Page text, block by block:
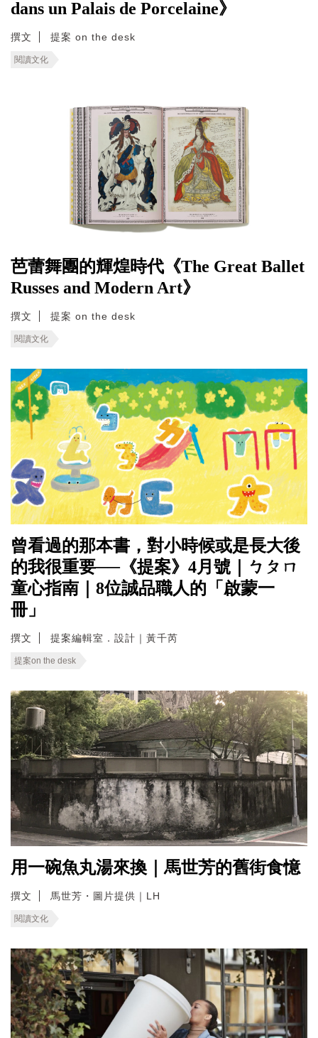
dans un Palais de Porcelaine》
撰文 提案 on the desk
閱讀文化
芭蕾舞團的輝煌時代《The Great Ballet
Russes and Modern Art》
撰文 提案 on the desk
閱讀文化
曾看過的那本書，對小時候或是長大後
的我很重要──《提案》4月號｜ㄅㄆㄇ
童心指南｜8位誠品職人的「啟蒙一
冊」
撰文 提案編輯室．設計｜黃千芮
提案on the desk
用一碗魚丸湯來換｜馬世芳的舊街食憶
撰文 馬世芳・圖片提供｜LH
閱讀文化